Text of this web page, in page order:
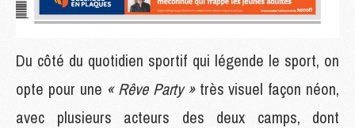
Du côté du quotidien sportif qui légende le sport, on
opte pour une « Rêve Party »très visuel façon néon,
avec plusieurs acteurs des deux camps, dont